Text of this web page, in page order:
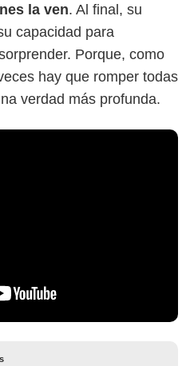
la ven. Al final, su
capacidad para
Porque, como
hay que romper todas
verdad más profunda.